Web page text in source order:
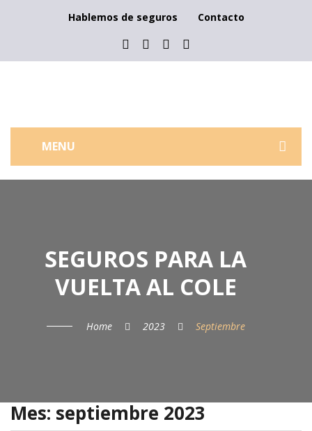
Hablemos de seguros Contacto
MENU
QUIÉNES SOMOS
QUE OFRECEMOS
ASISTENCIA 24H
SEGUROS PARA LA
VUELTA AL COLE
Home 2023 Septiembre
Mes: septiembre 2023